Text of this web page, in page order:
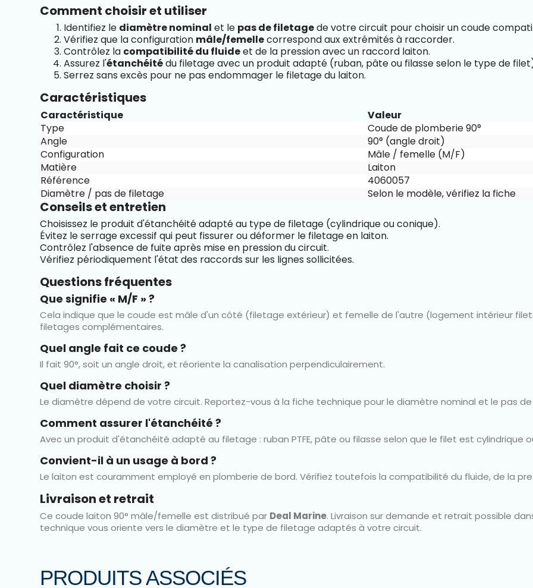
MANCHON LAITON
Comment choisir et utiliser
Identifiez le diamètre nominal et le pas de filetagede votre circuit pour choisir un coude
Vérifiez que la configuration mâle/femellecorrespond aux extrémités à raccorder.
Contrôlez la compatibilité du fluideet de la pression avec un raccord laiton.
Assurez l'étanchéitédu filetage avec un produit adapté (ruban, pâte ou filasse selon le type de
Serrez sans excès pour ne pas endommager le filetage du laiton.
Caractéristiques
Caractéristique
Valeur
Type
Coude de plomberie 90°
Angle
90° (angle droit)
Configuration
Mâle / femelle (M/F)
Matière
Laiton
Référence
4060057
Diamètre / pas de filetage
Selon le modèle, vérifiez la fiche
Conseils et entretien
Choisissez le produit d'étanchéité adapté au type de filetage (cylindrique ou conique).
Évitez le serrage excessif qui peut fissurer ou déformer le filetage en laiton.
Contrôlez l'absence de fuite après mise en pression du circuit.
Vérifiez périodiquement l'état des raccords sur les lignes sollicitées.
Questions fréquentes
Que signifie « M/F » ?
Cela indique que le coude est mâle d'un côté (filetage extérieur) et femelle de l'autre (logement intérieur
filetages complémentaires.
Quel angle fait ce coude ?
Il fait 90°, soit un angle droit, et réoriente la canalisation perpendiculairement.
Quel diamètre choisir ?
Le diamètre dépend de votre circuit. Reportez-vous à la fiche technique pour le diamètre nominal et le pas
Comment assurer l'étanchéité ?
Avec un produit d'étanchéité adapté au filetage : ruban PTFE, pâte ou filasse selon que le filet est cylindrique
Convient-il à un usage à bord ?
Le laiton est couramment employé en plomberie de bord. Vérifiez toutefois la compatibilité du fluide, de la
Livraison et retrait
Ce coude laiton 90° mâle/femelle est distribué par Deal Marine. Livraison sur demande et retrait possible
technique vous oriente vers le diamètre et le type de filetage adaptés à votre circuit.
PRODUITS ASSOCIÉS